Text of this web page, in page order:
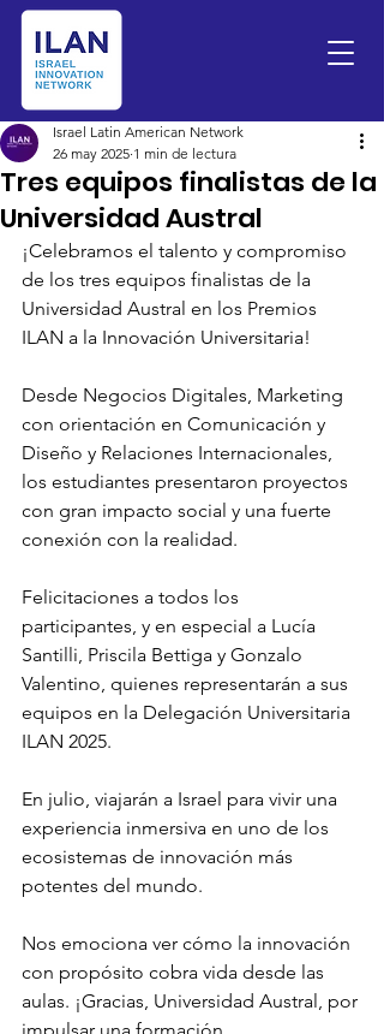
Tres equipos finalistas de la
Universidad Austral
Israel Latin American Network
26 may 2025 1 min de lectura
¡Celebramos el talento y compromiso
de los tres equipos finalistas de la
Universidad Austral en los Premios
ILAN a la Innovación Universitaria!
Desde Negocios Digitales, Marketing
con orientación en Comunicación y
Diseño y Relaciones Internacionales,
los estudiantes presentaron proyectos
con gran impacto social y una fuerte
conexión con la realidad.
Felicitaciones a todos los
participantes, y en especial a Lucía
Santilli, Priscila Bettiga y Gonzalo
Valentino, quienes representarán a sus
equipos en la Delegación Universitaria
ILAN 2025.
En julio, viajarán a Israel para vivir una
experiencia inmersiva en uno de los
ecosistemas de innovación más
potentes del mundo.
Nos emociona ver cómo la innovación
con propósito cobra vida desde las
aulas. ¡Gracias, Universidad Austral, por